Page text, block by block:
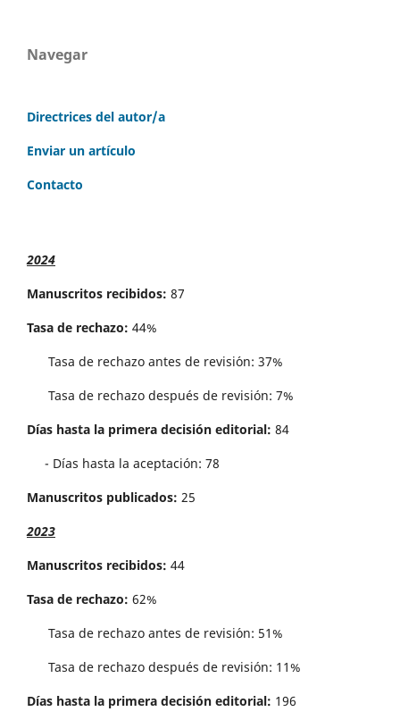
Navegar
Directrices del autor/a
Enviar un artículo
Contacto
2024
Manuscritos recibidos: 87
Tasa de rechazo: 44%
Tasa de rechazo antes de revisi´on: 37%
Tasa de rechazo después de revisión: 7%
Días hasta la primera decisión editorial: 84
- Días hasta la aceptación: 78
Manuscritos publicados: 25
2023
Manuscritos recibidos: 44
Tasa de rechazo: 62%
Tasa de rechazo antes de revisi´on: 51%
Tasa de rechazo después de revisión: 11%
Días hasta la primera decisión editorial: 196